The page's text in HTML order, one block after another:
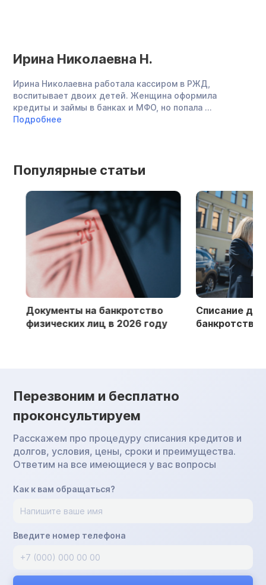
Ирина Николаевна Н.
Ирина Николаевна работала кассиром в РЖД,
воспитывает двоих детей. Женщина оформила
кредиты и займы в банках и МФО, но попала ...
Подробнее
Популярные статьи
Документы на банкротство
физических лиц в 2026 году
Списание
банкротство
Перезвоним и бесплатно
проконсультируем
Расскажем про процедуру списания кредитов и
долгов, условия, цены, сроки и преимущества.
Ответим на все имеющиеся у вас вопросы
Как к вам обращаться?
Введите номер телефона